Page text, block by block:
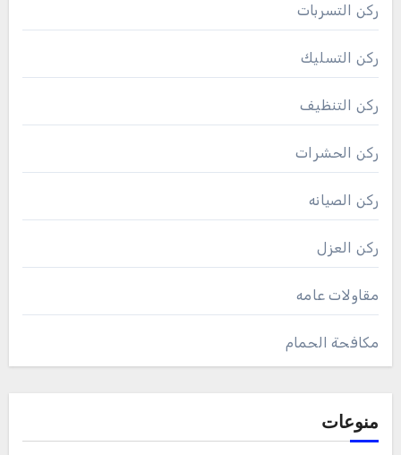
ركن التسربات
ركن التسليك
ركن التنظيف
ركن الحشرات
ركن الصيانه
ركن العزل
مقاولات عامه
مكافحة الحمام
منوعات